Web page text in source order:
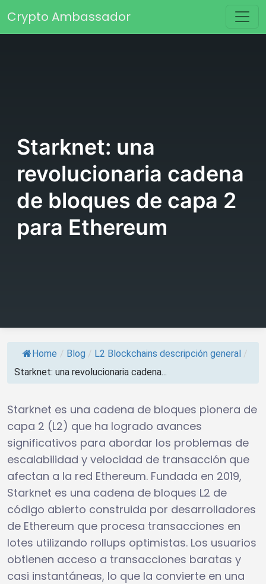
Navegación principal
Crypto Ambassador
Starknet: una
revolucionaria cadena
de bloques de capa 2
para Ethereum
Home / Blog / L2 Blockchains descripción general /
Starknet: una revolucionaria cadena...
Starknet es una cadena de bloques pionera de
capa 2 (L2) que ha logrado avances
significativos para abordar los problemas de
escalabilidad y velocidad de transacción que
afectan a la red Ethereum. Fundada en 2019,
Starknet es una cadena de bloques L2 de
código abierto construida por desarrolladores
de Ethereum que procesa transacciones en
lotes utilizando rollups optimistas. Los usuarios
obtienen acceso a transacciones baratas y
casi instantáneas, lo que la convierte en una